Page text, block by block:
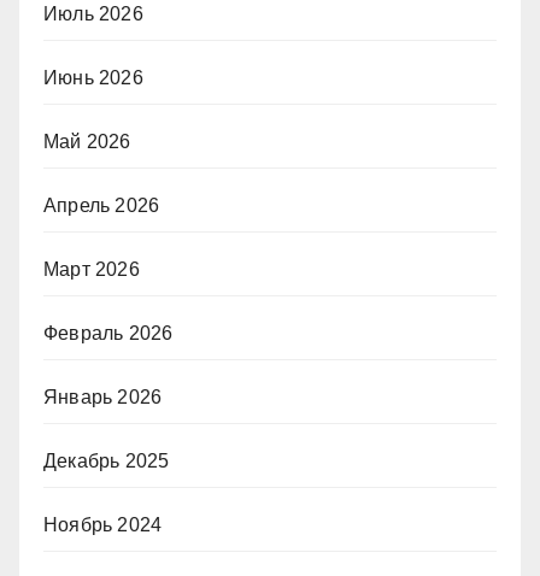
Июль 2026
Июнь 2026
Май 2026
Апрель 2026
Март 2026
Февраль 2026
Январь 2026
Декабрь 2025
Ноябрь 2024